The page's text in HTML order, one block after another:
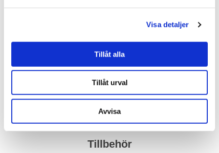
Visa detaljer
Tillåt alla
Tillåt urval
Avvisa
Liknande produkter
12.985 kr
8.657 kr JUST NU!
Tillbehör